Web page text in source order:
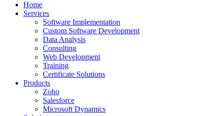
Home
Services
Software Implementation
Custom Software Development
Data Analysis
Consulting
Web Development
Training
Certificate Solutions
Products
Zoho
Salesforce
Microsoft Dynamics